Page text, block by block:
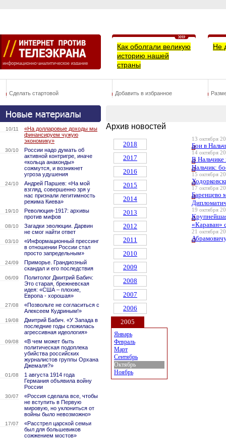
Как оболгали великую
историю нашей
страны
Не
Сделать стартовой Добавить в избранное
10/11
«На долларовые доходы мы
финансируем чужую
экономику»
30/10
России надо думать об
активной контригре, иначе
«кольца анаконды»
сожмутся, и возникнет
угроза удушения
24/10
Андрей Паршев: «На мой
взгляд, совершенно зря у
нас признали легитимность
режима Киева»
19/10
Революция-1917: архивы
против мифов
08/10
Загадки эволюции. Дарвин
не смог найти ответ
03/10
«Информационный прессинг
в отношении России стал
просто запредельным»
24/09
Приморье. Грандиозный
скандал и его последствия
06/09
Политолог Дмитрий Бабич:
Это старая, брежневская
идея: «США – плохие,
Европа - хорошая»
27/08
«Позвольте не согласиться с
Алексеем Кудриным!»
19/08
Дмитрий Бабич. «У Запада в
последние годы сложилась
агрессивная идеология»
09/08
«В чем может быть
политическая подоплека
убийства российских
журналистов группы Орхана
Джемаля?»
01/08
1 августа 1914 года
Германия объявила войну
России
30/07
«Россия сделала все, чтобы
не вступить в Первую
мировую, но уклониться от
войны было невозможно»
17/07
«Расстрел царской семьи
был для большевиков
сожжением мостов»
Архив новостей
2018
2017
2016
2015
2014
2013
2012
2011
2010
2009
2008
2007
2006
2005
Январь
Февраль
Март
Сентябрь
Октябрь
Ноябрь
13 октября
Бои в
14 октября
В Нальчике
Нальчик:
15 октября
17 октября
Баренцево
19 октября
«Караван»
21 октября